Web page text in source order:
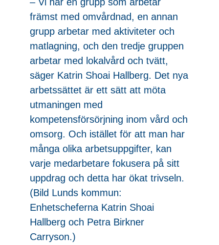
främst med omvårdnad, en annan
grupp arbetar med aktiviteter och
matlagning, och den tredje gruppen
arbetar med lokalvård och tvätt,
säger Katrin Shoai Hallberg. Det nya
arbetssättet är ett sätt att möta
utmaningen med
kompetensförsörjning inom vård och
omsorg. Och istället för att man har
många olika arbetsuppgifter, kan
varje medarbetare fokusera på sitt
uppdrag och detta har ökat trivseln.
(Bild Lunds kommun:
Enhetscheferna Katrin Shoai
Hallberg och Petra Birkner
Carryson.)